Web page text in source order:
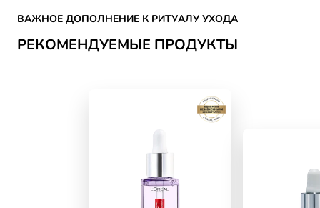
РЕКОМЕНДУЕМЫЕ ПРОДУКТЫ
ВАЖНОЕ ДОПОЛНЕНИЕ К РИТУАЛУ УХОДА